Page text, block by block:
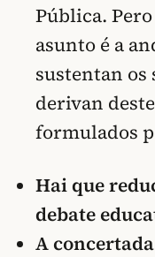
Pública.
asunto é a
sustentan os
derivan
formulados
Hai que
debate
A